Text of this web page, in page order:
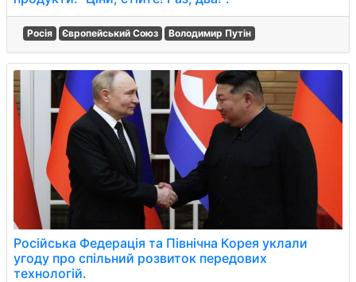
Росія Європейський Союз Володимир Путін
Російська Федерація та Північна Корея уклали
угоду про спільний розвиток передових
технологій.